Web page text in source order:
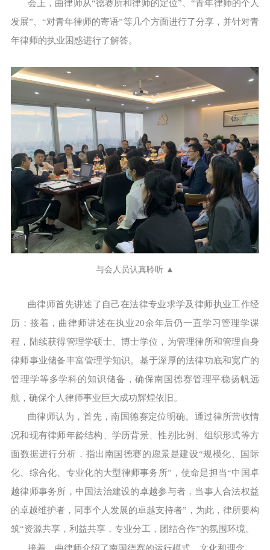
会上，曲律师从“德赛所和律师的定位”、“青年律师的个人
发展”、“对青年律师的寄语”等几个方面进行了分享，并针对青
年律师的执业困惑进行了解答。
与会人员认真聆听 ▲
曲律师首先讲述了自己在法律专业求学及律师执业工作经
历；接着，曲律师讲述在执业20余年后仍一直学习管理学课
程，陆续获得管理学硕士、博士学位，为管理律所和管理自身
律师事业储备丰富管理学知识。基于深厚的法律功底和宽广的
管理学等多学科的知识储备，确保南国德赛管理平稳扬帆远
航，确保个人律师事业巨大成功辉煌依旧。
曲律师认为，首先，南国德赛定位明确。通过律所营收情
况和现有律师年龄结构、学历背景、性别比例、组织形式等方
面数据进行分析，指出南国德赛的愿景是建设“规模化、国际
化、综合化、专业化的大型律师事务所”，使命是担当“中国卓
越律师事务所，中国法治建设的卓越参与者，当事人合法权益
的卓越维护者，同事个人发展的卓越支持者”，为此，律所要构
筑“资源共享，利益共享，专业分工，团结合作”的氛围环境。